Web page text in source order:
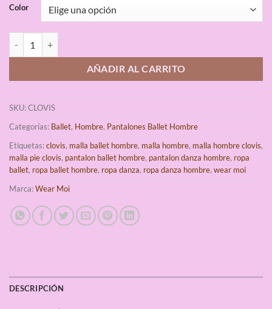
Color
AÑADIR AL CARRITO
SKU:CLOVIS
Categorías: Ballet, Hombre, Pantalones Ballet Hombre
Etiquetas:clovis, malla ballet hombre, malla hombre, malla hombre clovis,
malla pie clovis, pantalon ballet hombre, pantalon danza hombre, ropa
ballet, ropa ballet hombre, ropa danza, ropa danza hombre, wear moi
Marca:Wear Moi
DESCRIPCIÓN